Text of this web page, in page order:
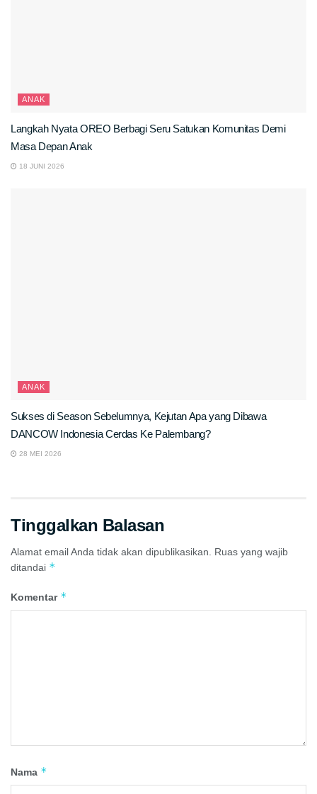
ANAK
Langkah Nyata OREO Berbagi Seru Satukan Komunitas Demi
Masa Depan Anak
18 JUNI 2026
ANAK
Sukses di Season Sebelumnya, Kejutan Apa yang Dibawa
DANCOW Indonesia Cerdas Ke Palembang?
28 MEI 2026
Tinggalkan Balasan
Alamat email Anda tidak akan dipublikasikan.
Ruas yang wajib
ditandai *
Komentar *
Nama *